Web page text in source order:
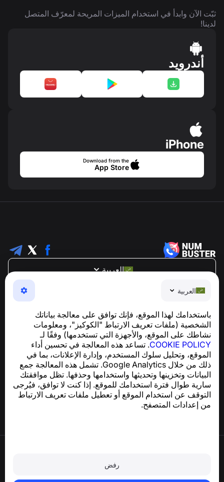
العربية
باستخدامك لهذا الموقع، فإنك توافق على معالجة بياناتك
الشخصية (ملفات تعريف الارتباط "الكوكيز"، ومعلومات
نشاطك على الموقع، والأجهزة التي تستخدمها) وفقًا لـ
COOKIE POLICY. تساعد هذه المعالجة في تحسين أداء
الموقع، وتحليل سلوك المستخدم، وإدارة الإعلانات، بما في
ذلك من خلال Google Analytics. تشمل هذه المعالجة جمع
البيانات وتخزينها وتحديثها واستخدامها وحذفها. تظل موافقتك
سارية طوال فترة استخدامك للموقع. إذا كنت لا توافق، فيُرجى
التوقف عن استخدام الموقع أو تعطيل ملفات تعريف الارتباط
من إعدادات المتصفح.
رفض
ثبّت الآن وابدأ في استخدام الميزات المريحة لمعرّف المتصل
لدينا!
أندرويد
iPhone
Download from the
App Store
العربية
NumBuster © 2013—2026 ·
support@numbuster.com
تطبيق سهل الاستخدام يحميك من الاحتيال الهاتفي، الرسائل
للاستفسارات المتعلقة بالامتثال للائحة العامة لحماية البيانات
support@numbuster.com
مركز المساعدة
الأخبار والمقالات
حول المشروع
جهات الاتصال